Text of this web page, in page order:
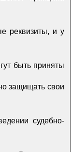
реквизиты, и у
быть приняты
защищать свои
судебно-